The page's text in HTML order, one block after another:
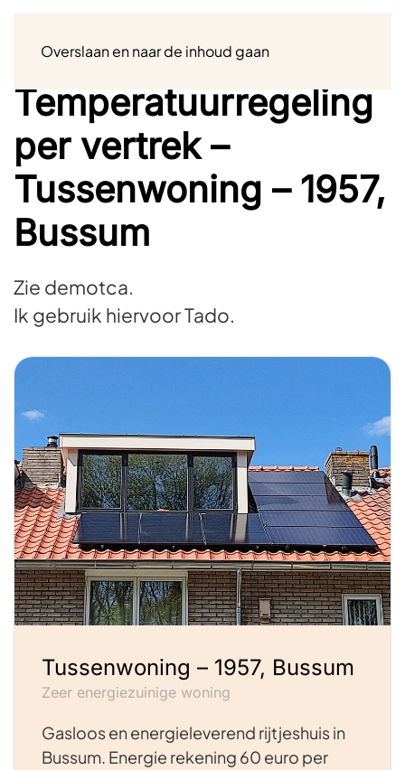
Overslaan en naar de inhoud gaan
Temperatuurregeling
per vertrek –
Tussenwoning – 1957,
Bussum
Zie demotca.
Ik gebruik hiervoor Tado.
Tussenwoning – 1957, Bussum
Zeer energiezuinige woning
Gasloos en energieleverend rijtjeshuis in
Bussum. Energie rekening 60 euro per